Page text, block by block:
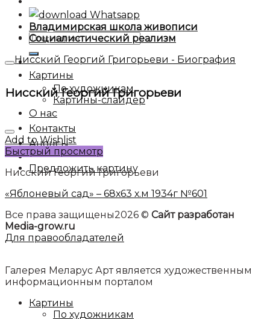
Whatsapp
Искать:
Картины
По художникам
Картины-слайдер
О нас
Контакты
Анонсы
Предложить картину
Владимирская школа живописи
Социалистический реализм
Нисский Георгий Григорьеви - Биография
Нисский Георгий Григорьеви
Add to Wishlist
Быстрый просмотр
Нисский Георгий Григорьеви
«Яблоневый сад» – 68х63 х.м 1934г №601
Все права защищены2026 © Сайт разработан
Media-grow.ru
Для правообладателей
Галерея Меларус Арт является художественным
информационным порталом
Картины
По художникам